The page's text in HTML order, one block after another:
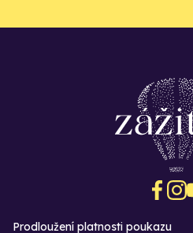
Prodloužení platnosti poukazu